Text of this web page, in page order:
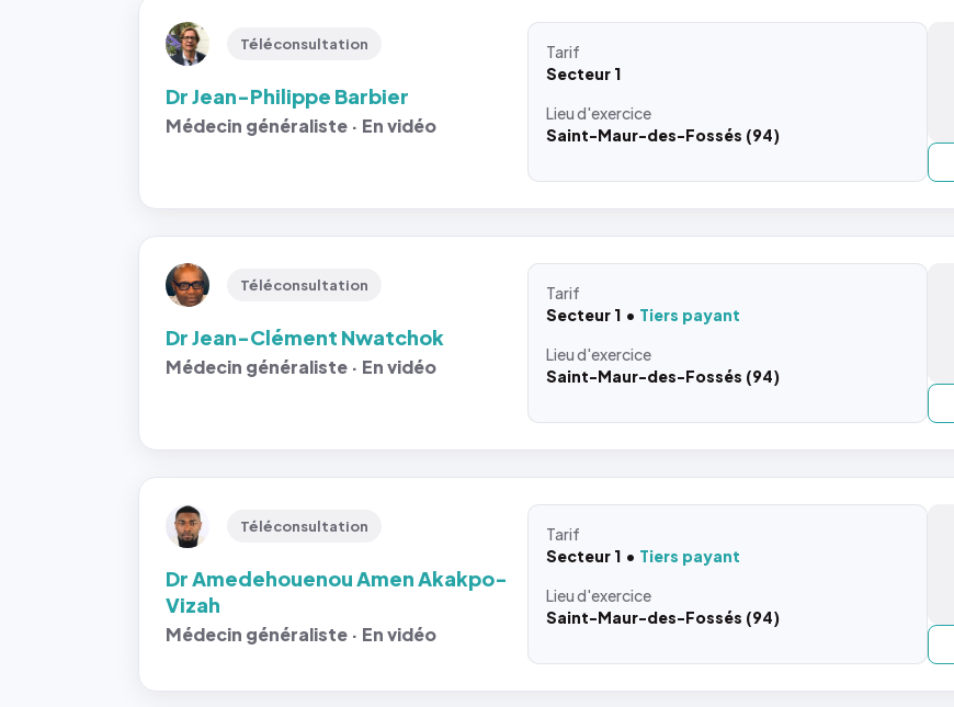
Téléconsultation
Dr Jean-Philippe Barbier
Médecin généraliste · En vidéo
Tarif
Secteur 1
Lieud'exercice
Saint-Maur-des-Fossés (94)
Téléconsultation
Dr Jean-Clément Nwatchok
Médecin généraliste · En vidéo
Tarif
Secteur 1
Tiers payant
Lieud'exercice
Saint-Maur-des-Fossés (94)
Téléconsultation
Dr Amedehouenou Amen Akakpo-
Vizah
Médecin généraliste · En vidéo
Tarif
Secteur 1
Tiers payant
Lieud'exercice
Saint-Maur-des-Fossés (94)